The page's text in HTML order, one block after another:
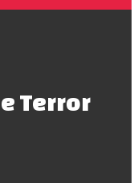
Terror